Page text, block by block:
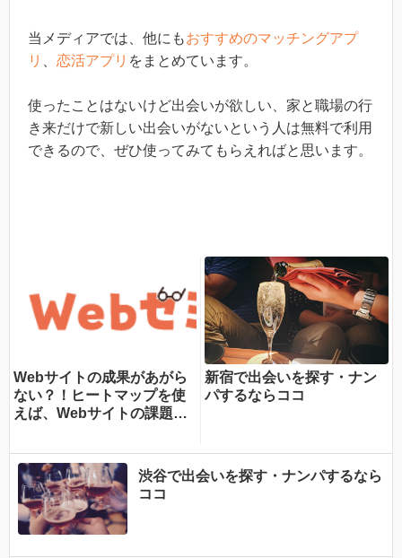
当メディアでは、他にもおすすめのマッチングアプ
リ
恋活アプリ をまとめています。
使ったことはないけど出会いが欲しい、家と職場の行
き来だけで新しい出会いがないという人は無料で利用
できるので、ぜひ使ってみてもらえればと思います。
Webサイトの成果があがら
ない？！ヒートマップを使
えば、Webサイトの課題が
できることを専門家が分か
りやすく解説！
新宿で出会いを探す・ナン
パするならココ
渋谷で出会いを探す・ナンパするなら
ココ